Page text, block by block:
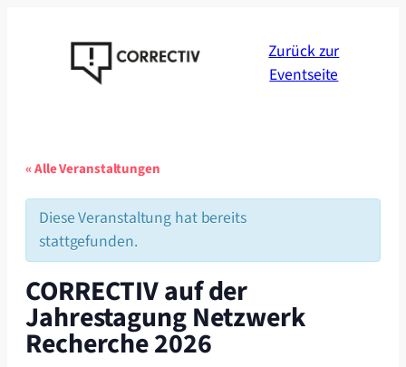
Zurück zur
Eventseite
« Alle Veranstaltungen
Diese Veranstaltung hat bereits
stattgefunden.
CORRECTIV auf der
Jahrestagung Netzwerk
Recherche 2026